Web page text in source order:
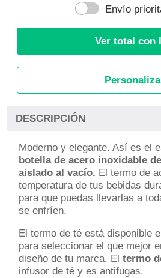
Envío
Ver total con
DESCRIPCIÓN
Moderno y elegante. Así es el
botella de acero inoxidable
aislado al vacío. El termo de
temperatura de tus bebidas
para que puedas llevarlas a
se enfríen.
El termo de té está disponible
para seleccionar el que mejor
diseño de tu marca. El termo
infusor de té y es antifugas.